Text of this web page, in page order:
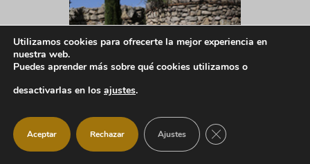
Utilizamos cookies para ofrecerte la mejor experiencia en
nuestra web.
Puedes aprender más sobre qué cookies utilizamos o
desactivarlas en los ajustes.
Aceptar Rechazar Ajustes CERRAR EL